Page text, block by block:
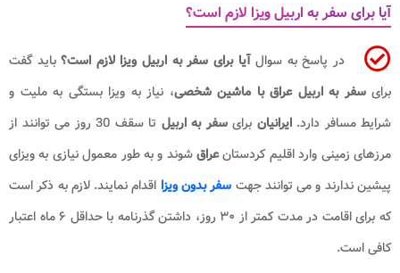
آیا برای سفر به اربیل ویزا لازم است؟
در پاسخ به سوالآیا برای سفر به اربیل ویزا لازم است؟باید گفت
برایسفر به اربیل عراق با ماشین شخصی، نیاز به ویزا بستگی به ملیت و
شرایط مسافر دارد.ایرانیان برایسفر به اربیل
تا سقف 30 روز می توانند از
مرزهای زمینی وارد اقلیم کردستانعراقشوند و به طور معمول نیازی به ویزای
پیشین ندارند و می توانند جهت سفر بدون ویزا اقدام نمایند. لازم به ذکر است
که برای اقامت در مدت کمتر از ۳۰ روز، داشتن گذرنامه با حداقل ۶ ماه اعتبار
کافی است.